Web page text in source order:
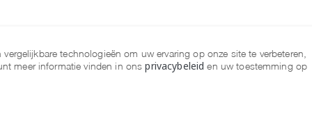
technologieën om uw ervaring op onze site te verbeteren,
meer informatie vinden in onsprivacybeleid en uw toestemming op